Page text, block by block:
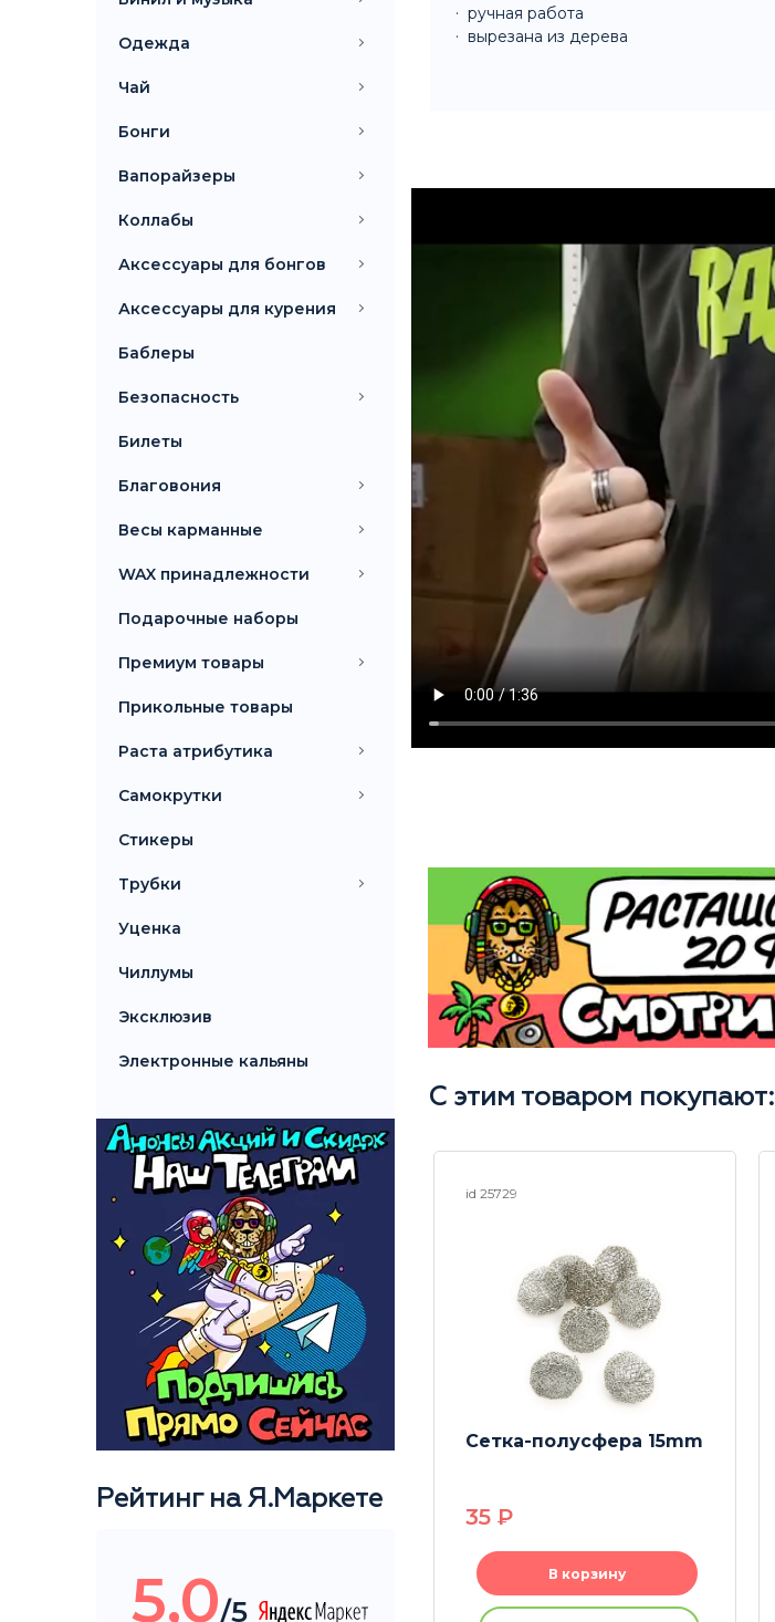
Одежда
Чай
Бонги
Вапорайзеры
Коллабы
Аксессуары для бонгов
Аксессуары для курения
Баблеры
Безопасность
Билеты
Благовония
Весы карманные
WAX принадлежности
Подарочные наборы
Премиум товары
Прикольные товары
Раста атрибутика
Самокрутки
Стикеры
Трубки
Уценка
Чиллумы
Эксклюзив
Электронные кальяны
Рейтинг на Я.Маркете
5,0/5
ручная работа
вырезана из дерева
С этим товаром покупают:
id 25671
Ёршик для бонгов 28 см
id 25729
Сетка-полусфера 15mm
35 P
В корзину